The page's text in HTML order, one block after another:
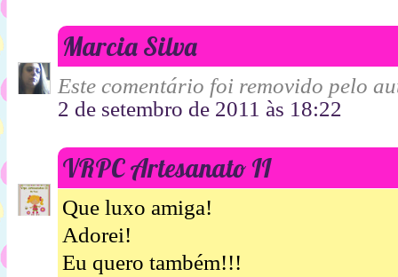
Marcia Silva
Este comentário foi removido pelo
2 de setembro de 2011 às 18:22
VRPC Artesanato II
Que luxo amiga!
Adorei!
Eu quero também!!!